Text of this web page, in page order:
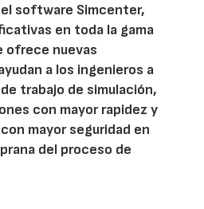
software Simcenter,
en toda la gama
ofrece nuevas
a los ingenieros a
trabajo de simulación,
con mayor rapidez y
mayor seguridad en
del proceso de